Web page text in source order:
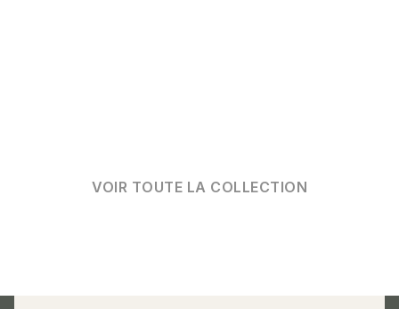
VOIR TOUTE LA COLLECTION